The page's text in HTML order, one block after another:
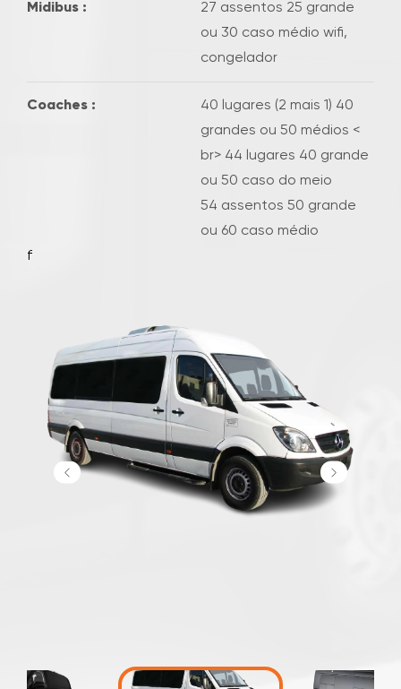
Midibus :
27 assentos 25 grande
ou 30 caso médio wifi,
congelador
Coaches :
40 lugares (2 mais 1) 40
grandes ou 50 médios <
br> 44 lugares 40 grande
ou 50 caso do meio
54 assentos 50 grande
ou 60 caso médio
f